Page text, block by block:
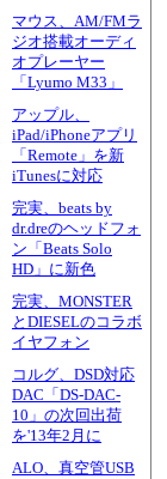
マウス、AM/FMラ
ジオ搭載オーディ
オプレーヤー
「Lyumo M33」
アップル、
iPad/iPhoneアプリ
「Remote」を新
iTunesに対応
完実、beats by
dr.dreのヘッドフォ
ン「Beats Solo
HD」に新色
完実、MONSTER
とDIESELのコラボ
イヤフォン
コルグ、DSD対応
DAC「DS-DAC-
10」の次回出荷
を'13年2月に
ALO、真空管USB